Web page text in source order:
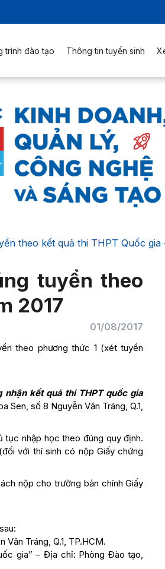
trình đào tạo Thông tin tuyển sinh
theo kết quả thi THPT Quốc gia
tuyển theo
2017
01/08/2017
theo phương thức 1 (xét tuyển
kết quả thi THPT quốc gia
Sen, số 8 Nguyễn Văn Tráng, Q.1,
tục nhập học theo đúng quy định.
với thí sinh có nộp Giấy chứng
nộp cho trường bản chính Giấy
Tráng, Q.1, TP.HCM.
gia” – Địa chỉ: Phòng Đào tạo,